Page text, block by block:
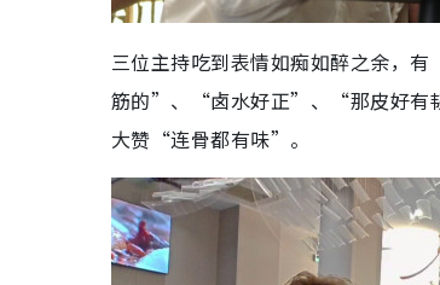
三位主持吃到表情如痴如醉之余，
筋的”、“卤水好正”、“那皮好有
大赞“连骨都有味”。